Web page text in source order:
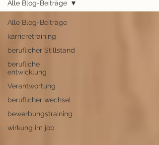
Alle Blog-Beiträge
karrieretraining
beruflicher Stillstand
berufliche
entwicklung
Verantwortung
beruflicher wechsel
bewerbungstraining
wirkung im job
Alle Blog-Beiträge